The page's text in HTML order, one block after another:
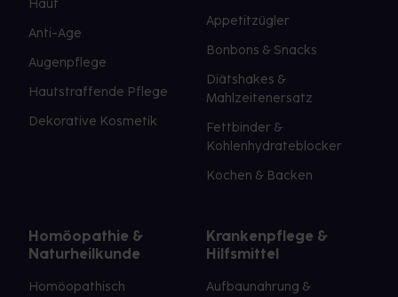
Haut
Anti-Age
Augenpflege
Hautstraffende Pflege
Dekorative Kosmetik
Appetitzügler
Bonbons & Snacks
Diätshakes &
Mahlzeitenersatz
Fettbinder &
Kohlenhydrateblocker
Kochen & Backen
Homöopathie &
Naturheilkunde
Homöopathisch
Krankenpflege &
Hilfsmittel
Aufbaunahrung &